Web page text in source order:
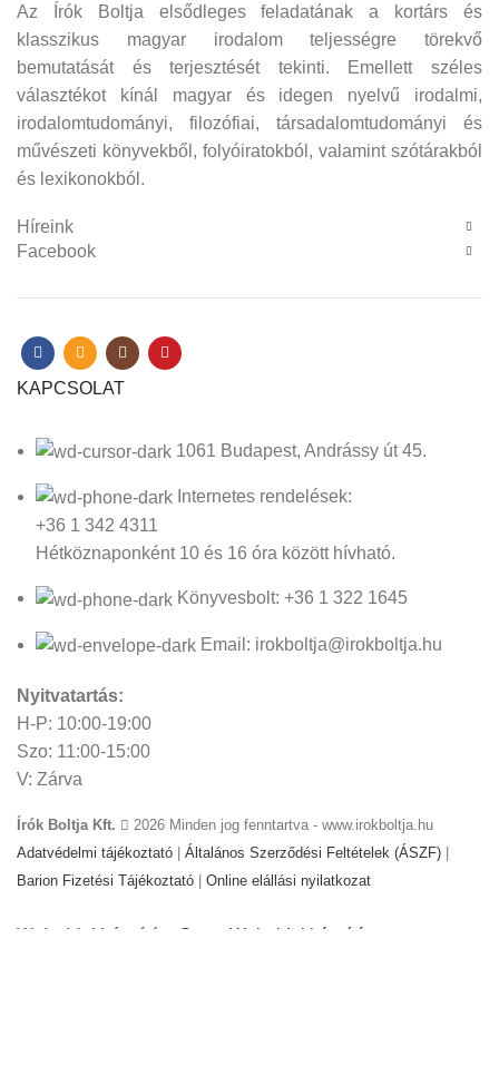
Az Írók Boltja elsődleges feladatának a kortárs és
klasszikus magyar irodalom teljességre törekvő
bemutatását és terjesztését tekinti. Emellett széles
választékot kínál magyar és idegen nyelvű irodalmi,
irodalomtudományi, filozófiai, társadalomtudományi és
művészeti könyvekből, folyóiratokból, valamint szótárakból
és lexikonokból.
Híreink
Facebook
KAPCSOLAT
1061 Budapest, Andrássy út 45.
Internetes rendelések:
+36 1 342 4311
Hétköznaponként 10 és 16 óra között hívható.
Könyvesbolt: +36 1 322 1645
Email: irokboltja@irokboltja.hu
Nyitvatartás:
H-P: 10:00-19:00
Szo: 11:00-15:00
V: Zárva
Írók Boltja Kft.
2026 Minden jog fenntartva - www.irokboltja.hu
Adatvédelmi tájékoztató
Általános Szerződési Feltételek (ÁSZF)
Barion Fizetési Tájékoztató
Online elállási nyilatkozat
Weboldal készítés Gyors Weboldal készítés